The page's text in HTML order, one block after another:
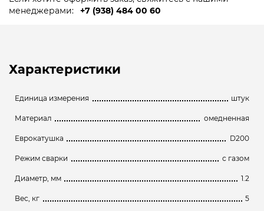
менеджерами:
+7 (938) 484 00 60
Характеристики
Единица измерения штук
Материал омедненная
Еврокатушка D200
Режим сварки с газом
Диаметр, мм 1.2
Вес, кг 5